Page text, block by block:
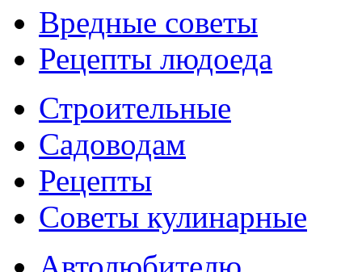
Вредные советы
Рецепты людоеда
Строительные
Садоводам
Рецепты
Советы кулинарные